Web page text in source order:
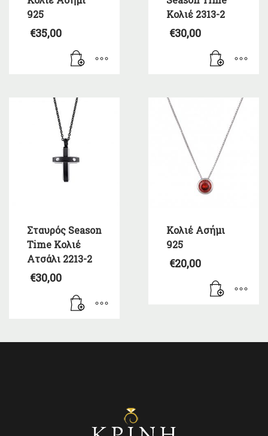
925
€35,00
Κολιέ 2313-2
€30,00
Σταυρός Season
Time Κολιέ
Ατσάλι 2213-2
€30,00
Κολιέ Ασήμι
925
€20,00